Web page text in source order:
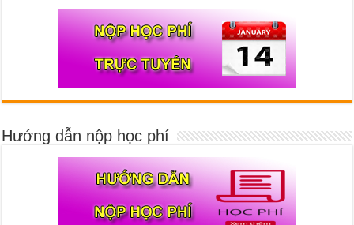
Hướng dẫn nộp học phí